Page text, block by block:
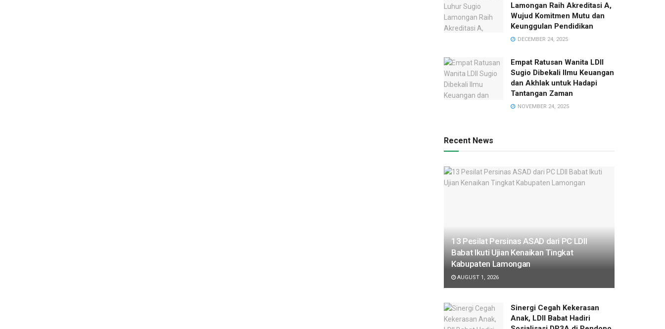
Lamongan Raih Akreditasi A,
Wujud Komitmen Mutu dan
Keunggulan Pendidikan
DECEMBER 24, 2025
Empat Ratusan Wanita LDII
Sugio Dibekali Ilmu Keuangan
dan Akhlak untuk Hadapi
Tantangan Zaman
NOVEMBER 24, 2025
Recent News
13 Pesilat Persinas ASAD dari PC LDII
Babat Ikuti Ujian Kenaikan Tingkat
Kabupaten Lamongan
AUGUST 1, 2026
Sinergi Cegah Kekerasan
Anak, LDII Babat Hadiri